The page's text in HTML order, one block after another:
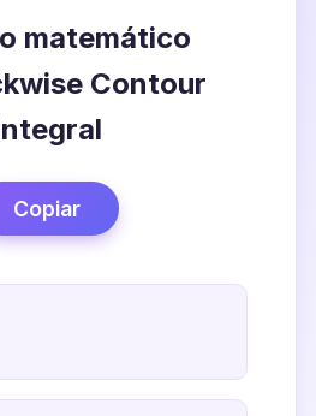
matemático
Contour
Copiar